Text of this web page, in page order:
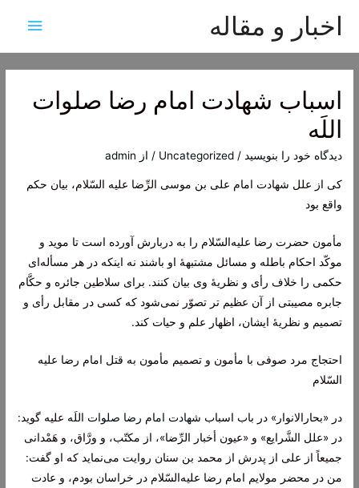
اخبار و مقاله
اصلی
اسباب شهادت امام‌ رضا صلوات‌
اللَه‌
دیدگاه‌ خود را بنویسید /
Uncategorized / از admin
كی‌ از علل‌ شهادت‌ امام‌ علی‌ بن‌ موسی‌ الرِّضا علیه ‌السّلام، بیان‌ حكم‌
واقع‌ بود
مأمون‌ حضرت‌ رضا علیه‌السّلام را به‌ دربارش‌ آورده‌ است‌ تا موید و
موكّد احكام‌ باطله‌ و مسائل‌ مشتبهۀ او باشند نه‌ اینكه‌ در هر مسأله‌ای‌
حكمی‌ را خلاف‌ رأی‌ و نظریۀ وی‌ بیان‌ كنند. برای‌ سلاطین‌ جائره‌ و حكَّام‌
جابره‌ مصیبتی‌ از آن‌ عظیم تر تصوّر نمی‌شود كه‌ كسی‌ در مقابل‌ رأی‌ و
تصمیم‌ و نظریۀ ایشان‌، اظهار علم‌ و حیات‌ كند.
احتجاج‌ مرد صوفی‌ با مأمون‌ و تصمیم‌ مأمون‌ به‌ قتل‌ امام‌ رضا علیه‌
السّلام
در «بحارالانوار» در باب‌ اسباب‌ شهادت‌ امام‌ رضا صلوات‌ اللَه‌ علیه‌ گوید:
در «علل‌ الشَّرایع‌» و «عیون‌ أخبار الرِّضا»، از مكتّب‌، و ورَّاق‌، و هَمْدانی‌
جمیعاً از علی‌ از پدرش‌ از محمد بن‌ سنان‌ روایت‌ می‌نماید كه‌ او گفت‌:
من‌ در محضر مولایم‌ امام‌ رضا علیه‌السّلام در خراسان‌ بودم‌، و عادت‌